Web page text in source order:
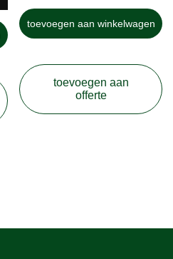
toevoegen aan winkelwagen
toevoegen aan
offerte